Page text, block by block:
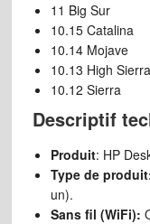
11 Big Sur
10.15 Catalina
10.14 Mojave
10.13 High Sierra
10.12 Sierra
Descriptif
Produit: HP
Type de
un).
Sans fil (WiFi):